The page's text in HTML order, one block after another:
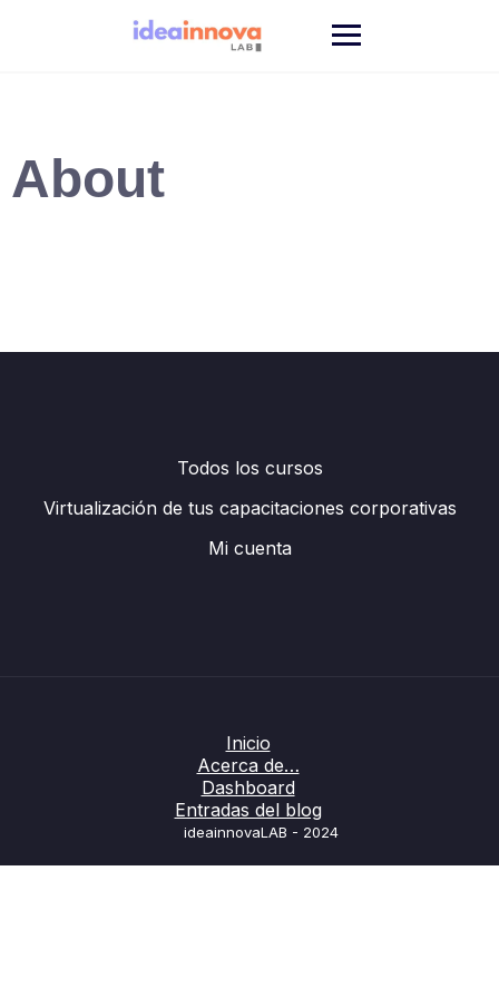
About
Todos los cursos
Virtualización de tus capacitaciones corporativas
Mi cuenta
Inicio
Acerca de…
Dashboard
Entradas del blog
ideainnovaLAB - 2024